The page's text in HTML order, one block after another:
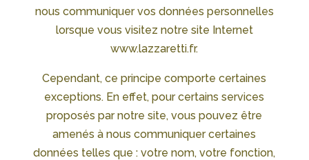
nous communiquer vos données personnelles
lorsque vous visitez notre site Internet
www.lazzaretti.fr.
Cependant, ce principe comporte certaines
exceptions. En effet, pour certains services
proposés par notre site, vous pouvez être
amenés à nous communiquer certaines
données telles que : votre nom, votre fonction,